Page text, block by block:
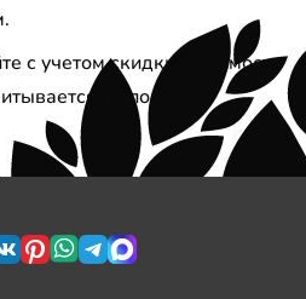
с учетом скидки. Стоимость
по полной